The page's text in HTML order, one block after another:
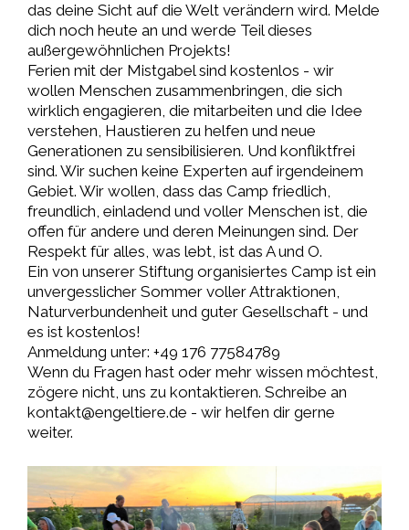
das deine Sicht auf die Welt verändern wird. Melde
dich noch heute an und werde Teil dieses
außergewöhnlichen Projekts!
Ferien mit der Mistgabel sind kostenlos - wir
wollen Menschen zusammenbringen, die sich
wirklich engagieren, die mitarbeiten und die Idee
verstehen, Haustieren zu helfen und neue
Generationen zu sensibilisieren. Und konfliktfrei
sind. Wir suchen keine Experten auf irgendeinem
Gebiet. Wir wollen, dass das Camp friedlich,
freundlich, einladend und voller Menschen ist, die
offen für andere und deren Meinungen sind. Der
Respekt für alles, was lebt, ist das A und O.
Ein von unserer Stiftung organisiertes Camp ist ein
unvergesslicher Sommer voller Attraktionen,
Naturverbundenheit und guter Gesellschaft - und
es ist kostenlos!
Anmeldung unter: +49 176 77584789
Wenn du Fragen hast oder mehr wissen möchtest,
zögere nicht, uns zu kontaktieren. Schreibe an
kontakt@engeltiere.de - wir helfen dir gerne
weiter.